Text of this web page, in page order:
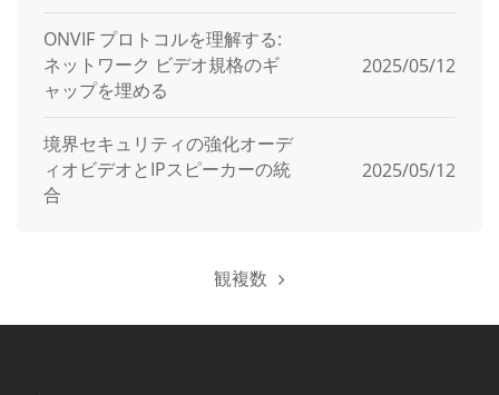
ONVIF プロトコルを理解する:
ネットワーク ビデオ規格のギ
ャップを埋める
2025/05/12
境界セキュリティの強化オーデ
ィオビデオとIPスピーカーの統
合
2025/05/12
観複数